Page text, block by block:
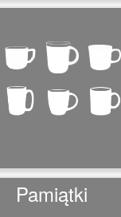
Pamiątki